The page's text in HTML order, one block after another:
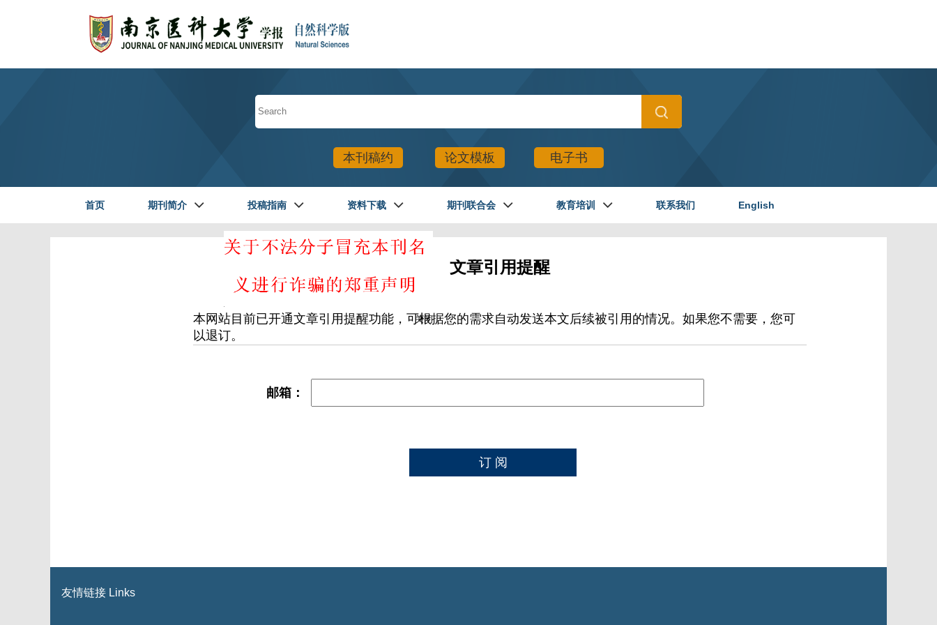
本刊稿约 论文模板 电子书
首页 期刊简介 投稿指南 资料下载 期刊联合会 教育培训 联系我们 English
文章引用提醒
本网站目前已开通文章引用提醒功能，可根据您的需求自动发送本文后续被引用的情况。如果您不需要，您可
以退订。
邮箱：
友情链接 Links
关闭